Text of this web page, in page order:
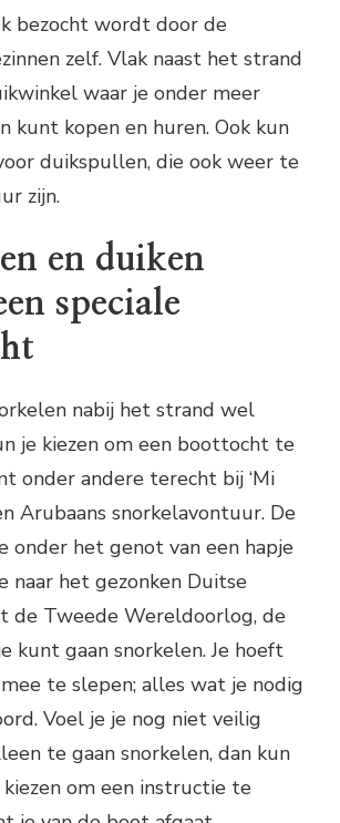
bezocht wordt door de
zelf. Vlak naast het strand
waar je onder meer
kunt kopen en huren. Ook kun
duikspullen, die ook weer te
zijn.
en duiken
speciale
nabij het strand wel
je kiezen om een boottocht te
onder andere terecht bij ‘Mi
Arubaans snorkelavontuur. De
onder het genot van een hapje
naar het gezonken Duitse
de Tweede Wereldoorlog, de
kunt gaan snorkelen. Je hoeft
te slepen; alles wat je nodig
Voel je je nog niet veilig
te gaan snorkelen, dan kun
om een instructie te